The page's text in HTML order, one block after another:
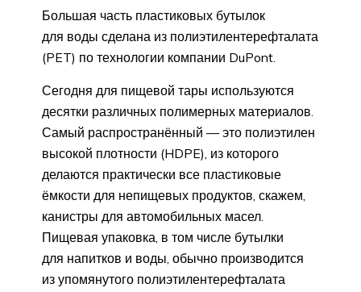
Большая часть пластиковых бутылок
для воды сделана из полиэтилентерефталата
(PET) по технологии компании DuPont.
Сегодня для пищевой тары используются
десятки различных полимерных материалов.
Самый распространённый — это полиэтилен
высокой плотности (HDPE), из которого
делаются практически все пластиковые
ёмкости для непищевых продуктов, скажем,
канистры для автомобильных масел.
Пищевая упаковка, в том числе бутылки
для напитков и воды, обычно производится
из упомянутого полиэтилентерефталата